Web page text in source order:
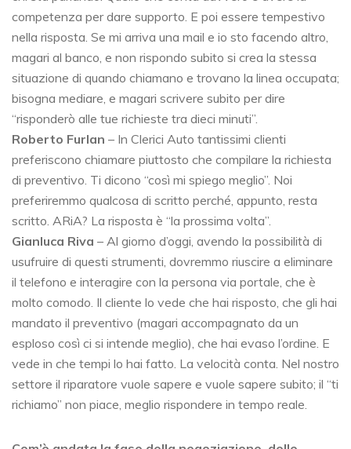
competenza per dare supporto. E poi essere tempestivo
nella risposta. Se mi arriva una mail e io sto facendo altro,
magari al banco, e non rispondo subito si crea la stessa
situazione di quando chiamano e trovano la linea occupata;
bisogna mediare, e magari scrivere subito per dire
“risponderò alle tue richieste tra dieci minuti”.
Roberto Furlan – In Clerici Auto tantissimi clienti
preferiscono chiamare piuttosto che compilare la richiesta
di preventivo. Ti dicono “così mi spiego meglio”. Noi
preferiremmo qualcosa di scritto perché, appunto, resta
scritto. ARiA? La risposta è “la prossima volta”.
Gianluca Riva – Al giorno d’oggi, avendo la possibilità di
usufruire di questi strumenti, dovremmo riuscire a eliminare
il telefono e interagire con la persona via portale, che è
molto comodo. Il cliente lo vede che hai risposto, che gli hai
mandato il preventivo (magari accompagnato da un
esploso così ci si intende meglio), che hai evaso l’ordine. E
vede in che tempi lo hai fatto. La velocità conta. Nel nostro
settore il riparatore vuole sapere e vuole sapere subito; il “ti
richiamo” non piace, meglio rispondere in tempo reale.